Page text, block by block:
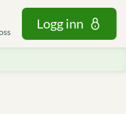
Logg inn